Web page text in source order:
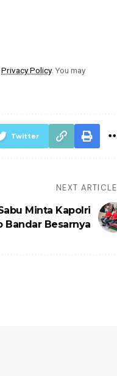
Privacy Policy. You may
Twitter
NEXT ARTICLE
Minta Kapolri
Bandar Besarnya